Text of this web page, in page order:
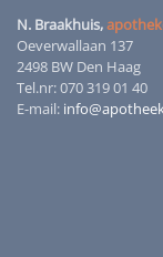
N. Braakhuis,
Oeverwallaan 137
2498 BW Den Haag
Tel.nr: 070 319 01 40
E-mail: